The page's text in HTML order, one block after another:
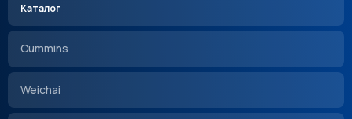
Каталог
Cummins
Weichai